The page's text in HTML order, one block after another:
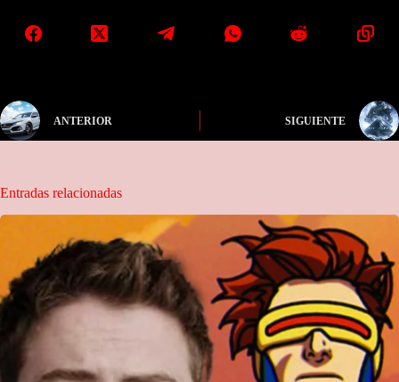
ANTERIOR SIGUIENTE
Entradas relacionadas